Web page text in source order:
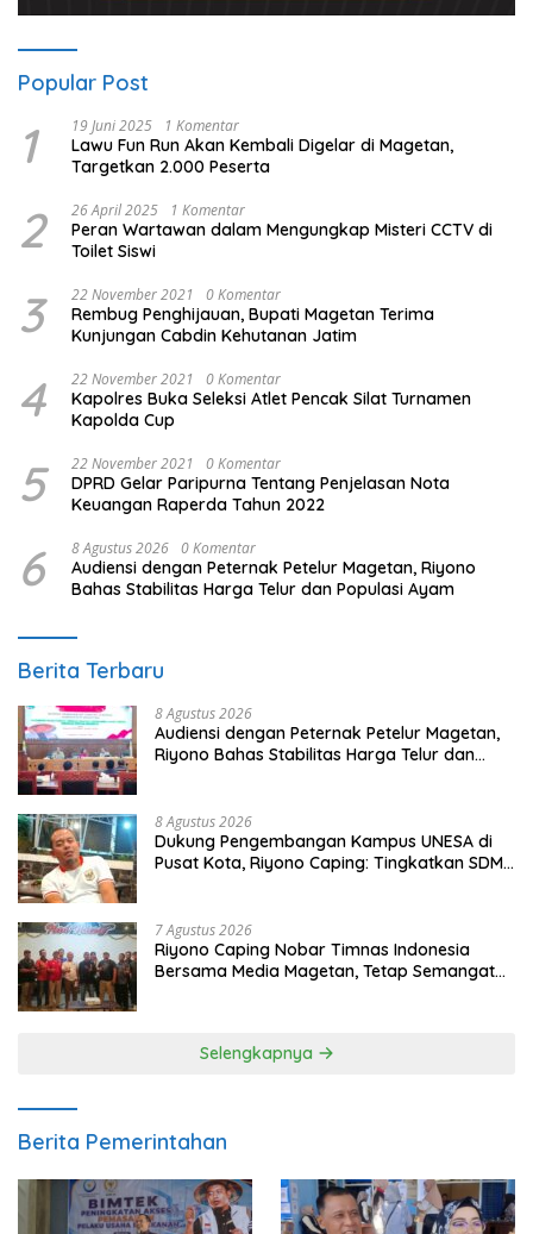
Popular Post
1 19 Juni 2025 1 Komentar
Lawu Fun Run Akan Kembali Digelar di Magetan,
Targetkan 2.000 Peserta
2 26 April 2025 1 Komentar
Peran Wartawan dalam Mengungkap Misteri CCTV di
Toilet Siswi
3 22 November 2021 0 Komentar
Rembug Penghijauan, Bupati Magetan Terima
Kunjungan Cabdin Kehutanan Jatim
4 22 November 2021 0 Komentar
Kapolres Buka Seleksi Atlet Pencak Silat Turnamen
Kapolda Cup
5 22 November 2021 0 Komentar
DPRD Gelar Paripurna Tentang Penjelasan Nota
Keuangan Raperda Tahun 2022
6 8 Agustus 2026 0 Komentar
Audiensi dengan Peternak Petelur Magetan, Riyono
Bahas Stabilitas Harga Telur dan Populasi Ayam
Berita Terbaru
8 Agustus 2026
Audiensi dengan Peternak Petelur Magetan,
Riyono Bahas Stabilitas Harga Telur dan
8 Agustus 2026
Dukung Pengembangan Kampus UNESA di
Pusat Kota, Riyono Caping: Tingkatkan SDM
7 Agustus 2026
Riyono Caping Nobar Timnas Indonesia
Bersama Media Magetan, Tetap Semangat
Selengkapnya
Berita Pemerintahan